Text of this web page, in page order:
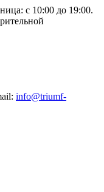
с 10:00 до 19:00.
info@triumf-